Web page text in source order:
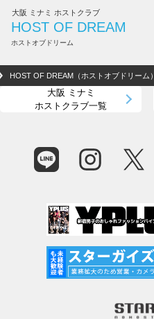
大阪 ミナミ ホストクラブ
HOST OF DREAM
ホストオブドリーム
HOST OF DREAM（ホストオブドリーム）
大阪 ミナミ
ホストクラブ一覧